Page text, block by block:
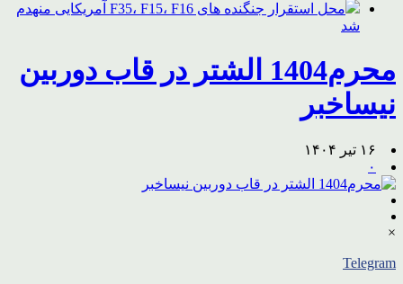
محل استقرار جنگنده های F35، F15، F16 آمریکایی منهدم
شد
محرم1404 الشتر در قاب دوربین
نیساخبر
۱۶ تیر ۱۴۰۴
۰
×
Telegram